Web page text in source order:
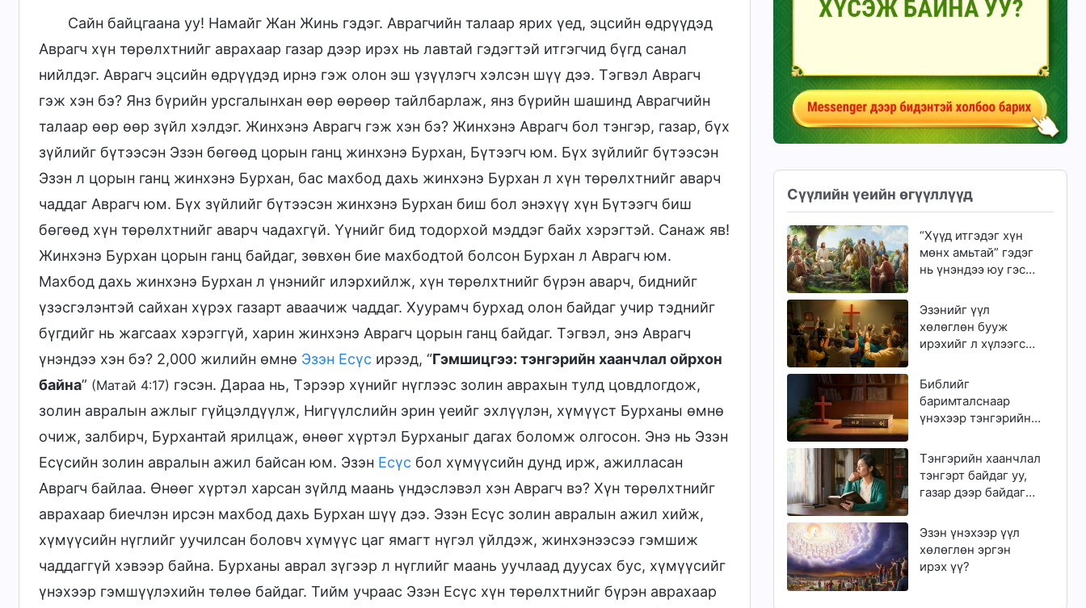
Сайн байцгаана уу! Намайг Жан Жинь гэдэг. Аврагчийн талаар ярих үед, эцсийн өдрүүдэд
Аврагч хүн төрөлхтнийг аврахаар газар дээр ирэх нь лавтай гэдэгтэй итгэгчид бүгд санал
нийлдэг. Аврагч эцсийн өдрүүдэд ирнэ гэж олон эш үзүүлэгч хэлсэн шүү дээ. Тэгвэл Аврагч
гэж хэн бэ? Янз бүрийн урсгалынхан өөр өөрөөр тайлбарлаж, янз бүрийн шашинд Аврагчийн
талаар өөр өөр зүйл хэлдэг. Жинхэнэ Аврагч гэж хэн бэ? Жинхэнэ Аврагч бол тэнгэр, газар, бүх
зүйлийг бүтээсэн Эзэн бөгөөд цорын ганц жинхэнэ Бурхан, Бүтээгч юм. Бүх зүйлийг бүтээсэн
Эзэн л цорын ганц жинхэнэ Бурхан, бас махбод дахь жинхэнэ Бурхан л хүн төрөлхтнийг аварч
чаддаг Аврагч юм. Бүх зүйлийг бүтээсэн жинхэнэ Бурхан биш бол энэхүү хүн Бүтээгч биш
бөгөөд хүн төрөлхтнийг аварч чадахгүй. Үүнийг бид тодорхой мэддэг байх хэрэгтэй. Санаж яв!
Жинхэнэ Бурхан цорын ганц байдаг, зөвхөн бие махбодтой болсон Бурхан л Аврагч юм.
Махбод дахь жинхэнэ Бурхан л үнэнийг илэрхийлж, хүн төрөлхтнийг бүрэн аварч, биднийг
үзэсгэлэнтэй сайхан хүрэх газарт аваачиж чаддаг. Хуурамч бурхад олон байдаг учир тэднийг
бүгдийг нь жагсаах хэрэггүй, харин жинхэнэ Аврагч цорын ганц байдаг. Тэгвэл, энэ Аврагч
үнэндээ хэн бэ? 2,000 жилийн өмнө Эзэн Есүс ирээд, “Гэмшицгээ: тэнгэрийн хаанчлал ойрхон
байна” (Матай 4:17) гэсэн. Дараа нь, Тэрээр хүнийг нүглээс золин аврахын тулд цовдлогдож,
золин авралын ажлыг гүйцэлдүүлж, Нигүүлслийн эрин үеийг эхлүүлэн, хүмүүст Бурханы өмнө
очиж, залбирч, Бурхантай ярилцаж, өнөөг хүртэл Бурханыг дагах боломж олгосон. Энэ нь Эзэн
Есүсийн золин авралын ажил байсан юм. Эзэн Есүс бол хүмүүсийн дунд ирж, ажилласан
Аврагч байлаа. Өнөөг хүртэл харсан зүйлд маань үндэслэвэл хэн Аврагч вэ? Хүн төрөлхтнийг
аврахаар биечлэн ирсэн махбод дахь Бурхан шүү дээ. Эзэн Есүс золин авралын ажил хийж,
хүмүүсийн нүглийг уучилсан боловч хүмүүс цаг ямагт нүгэл үйлдэж, жинхэнээсээ гэмшиж
чаддаггүй хэвээр байна. Бурханы аврал зүгээр л нүглийг маань уучлаад дуусах бус, хүмүүсийг
үнэхээр гэмшүүлэхийн төлөө байдаг. Тийм учраас Эзэн Есүс хүн төрөлхтнийг бүрэн аврахаар
Сүүлийн үеийн өгүүллүүд
“Хүүд итгэдэг хүн
мөнх амьтай” гэдэг
нь үнэндээ юу гэсэн
Эзэнийг үүл
хөлөглөн бууж
ирэхийг л хүлээгсэд
Библийг
баримталснаар
үнэхээр тэнгэрийн
чадах уу?
Тэнгэрийн хаанчлал
тэнгэрт байдаг уу,
газар дээр байдаг
Эзэн үнэхээр үүл
хөлөглөн эргэн
ирэх үү?